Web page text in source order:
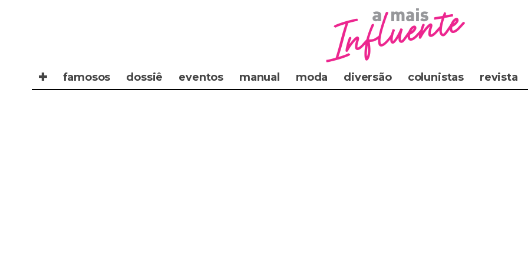
✚ famosos dossiê eventos manual moda diversão colunistas revista